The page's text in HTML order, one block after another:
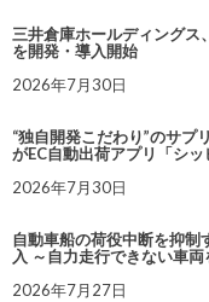
三井倉庫ホールディングス
を開発・導入開始
2026年7月30日
“独自開発こだわり”のサプ
がEC自動出荷アプリ「シ
2026年7月30日
自動車船の荷役中断を抑制
入 ～自力走行できない車
2026年7月27日